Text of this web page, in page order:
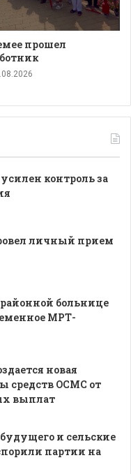
прошел
контроль за
личный прием
больнице
МРТ-
новая
средств ОСМС от
выплат
и сельские
партии на